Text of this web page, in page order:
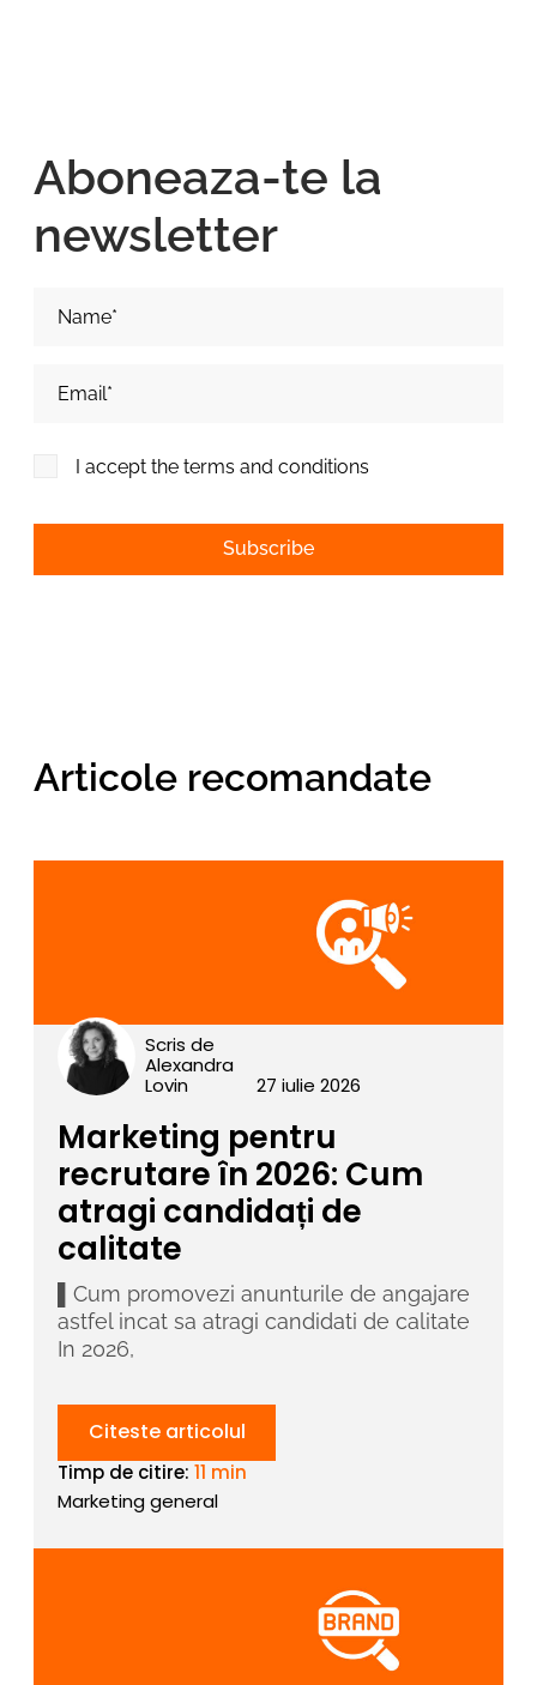
Aboneaza-te la
newsletter
I accept the terms and conditions
Articole recomandate
Scris de
Alexandra
Lovin
27 iulie 2026
Marketing pentru
recrutare în 2026: Cum
atragi candidați de
calitate
▌Cum promovezi anunturile de angajare
astfel incat sa atragi candidati de calitate
In 2026,
Citeste articolul
Timp de citire:11 min
Marketing general